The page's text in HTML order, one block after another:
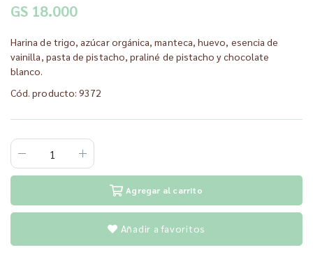
GS 18.000
Harina de trigo, azúcar orgánica, manteca, huevo, esencia de
vainilla, pasta de pistacho, praliné de pistacho y chocolate
blanco.
Cód. producto: 9372
Agregar al carrito
Añadir a favoritos